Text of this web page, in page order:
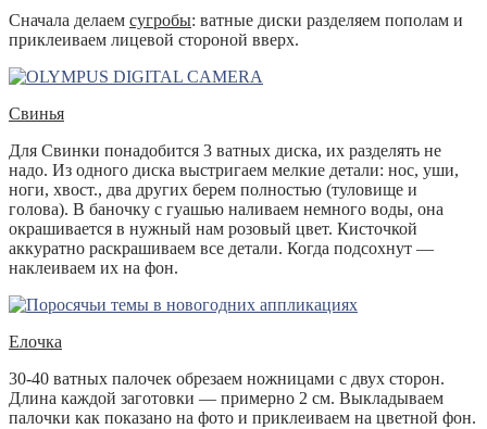
Сначала делаем сугробы: ватные диски разделяем пополам и
приклеиваем лицевой стороной вверх.
Свинья
Для Свинки понадобится 3 ватных диска, их разделять не
надо. Из одного диска выстригаем мелкие детали: нос, уши,
ноги, хвост., два других берем полностью (туловище и
голова). В баночку с гуашью наливаем немного воды, она
окрашивается в нужный нам розовый цвет. Кисточкой
аккуратно раскрашиваем все детали. Когда подсохнут —
наклеиваем их на фон.
Елочка
30-40 ватных палочек обрезаем ножницами с двух сторон.
Длина каждой заготовки — примерно 2 см. Выкладываем
палочки как показано на фото и приклеиваем на цветной фон.